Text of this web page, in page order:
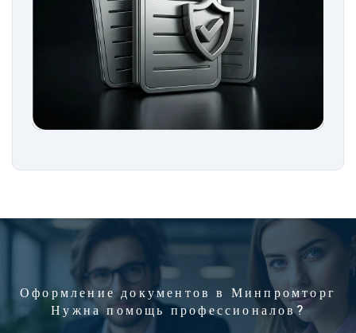
Оформление документов в Минпромторг
Нужна помощь профессионалов?